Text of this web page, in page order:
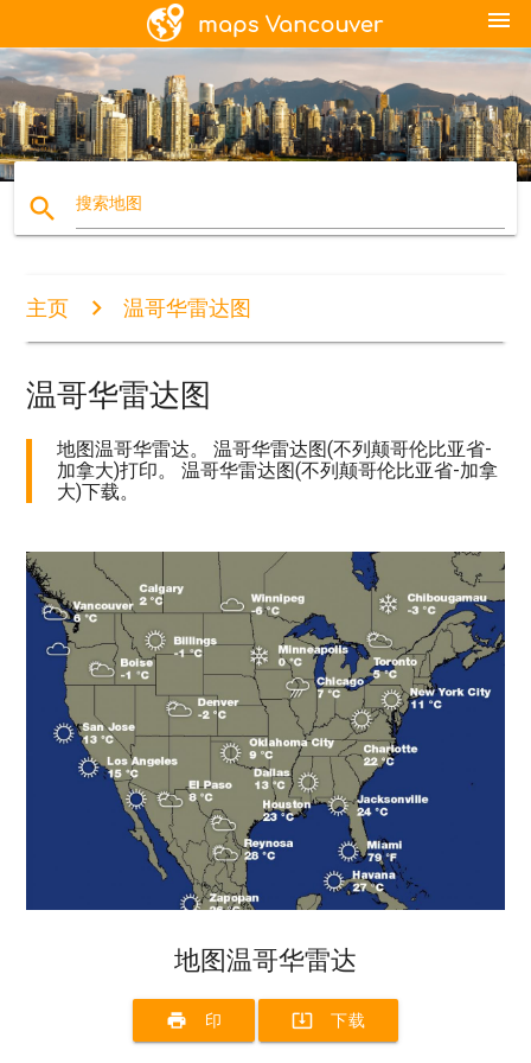
menu
search 搜索地图
主页 温哥华雷达图
温哥华雷达图
地图温哥华雷达。 温哥华雷达图(不列颠哥伦比亚省-
加拿大)打印。 温哥华雷达图(不列颠哥伦比亚省-加拿
大)下载。
地图温哥华雷达
print 印 system_update_alt 下载